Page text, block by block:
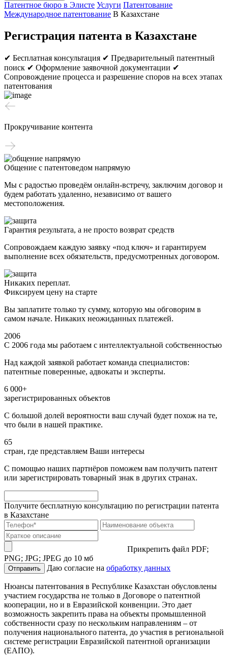
Патентное бюро в Элисте Услуги Патентование
Международное патентование В Казахстане
Регистрация патента в Казахстане
✔ Бесплатная консультация ✔ Предварительный патентный
поиск ✔ Оформление заявочной документации ✔
Сопровождение процесса и разрешение споров на всех этапах
патентования
Прокручивание контента
Общение с патентоведом напрямую
Мы с радостью проведём онлайн-встречу, заключим договор и
будем работать удаленно, независимо от вашего
местоположения.
Гарантия результата, а не просто возврат средств
Сопровождаем каждую заявку «под ключ» и гарантируем
выполнение всех обязательств, предусмотренных договором.
Никаких переплат.
Фиксируем цену на старте
Вы заплатите только ту сумму, которую мы обговорим в
самом начале. Никаких неожиданных платежей.
2006
С 2006 года мы работаем с интеллектуальной собственностью
Над каждой заявкой работает команда специалистов:
патентные поверенные, адвокаты и эксперты.
6 000+
зарегистрированных объектов
С большой долей вероятности ваш случай будет похож на те,
что были в нашей практике.
65
стран, где представляем Ваши интересы
С помощью наших партнёров поможем вам получить патент
или зарегистрировать товарный знак в других странах.
Получите бесплатную консультацию по регистрации патента
в Казахстане
Прикрепить файл PDF;
PNG; JPG; JPEG до 10 мб
Отправить Даю согласие на обработку данных
Нюансы патентования в Республике Казахстан обусловлены
участием государства не только в Договоре о патентной
кооперации, но и в Евразийской конвенции. Это дает
возможность закрепить права на объекты промышленной
собственности сразу по нескольким направлениям – от
получения национального патента, до участия в региональной
системе регистрации Евразийской патентной организации
(ЕАПО).